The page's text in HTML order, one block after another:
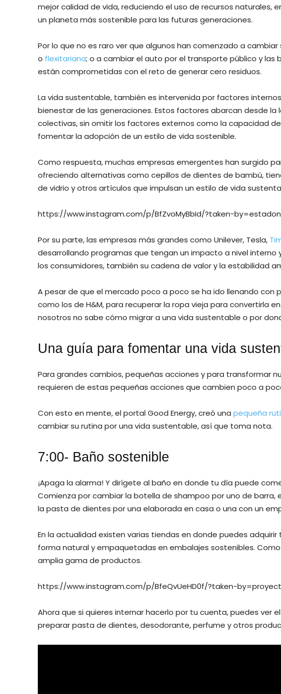
mejor calidad de vida, reduciendo el uso de recursos naturales,
un planeta más sostenible para las futuras generaciones.
Por lo que no es raro ver que algunos han comenzado a
o flexitariana; o a cambiar el auto por el transporte público y las
están comprometidas con el reto de generar cero residuos.
La vida sustentable, también es intervenida por factores
bienestar de las generaciones. Estos factores abarcan desde la
colectivas, sin omitir los factores externos como la capacidad
fomentar la adopción de un estilo de vida sostenible.
Como respuesta, muchas empresas emergentes han surgido
ofreciendo alternativas como cepillos de dientes de bambú,
de vidrio y otros artículos que impulsan un estilo de vida
https://www.instagram.com/p/BfZvoMyBbId/?taken-
Por su parte, las empresas más grandes como Unilever, Tesla,
desarrollando programas que tengan un impacto a nivel interno
los consumidores, también su cadena de valor y la estabilidad
A pesar de que el mercado poco a poco se ha ido llenando con
como los de H&M, para recuperar la ropa vieja para convertirla
nosotros no sabe cómo migrar a una vida sustentable o por
Una guía para fomentar una vida
Para grandes cambios, pequeñas acciones y para transformar
requieren de estas pequeñas acciones que cambien poco a
Con esto en mente, el portal Good Energy, creó una pequeña
cambiar su rutina por una vida sustentable, así que toma nota.
7:00- Baño sostenible
¡Apaga la alarma! Y dirígete al baño en donde tu día puede
Comienza por cambiar la botella de shampoo por uno de barra,
la pasta de dientes por una elaborada en casa o una con un
En la actualidad existen varias tiendas en donde puedes
forma natural y empaquetadas en embalajes sostenibles.
amplia gama de productos.
https://www.instagram.com/p/BfeQvUeHD0f/?taken-
Ahora que si quieres internar hacerlo por tu cuenta, puedes ver
preparar pasta de dientes, desodorante, perfume y otros